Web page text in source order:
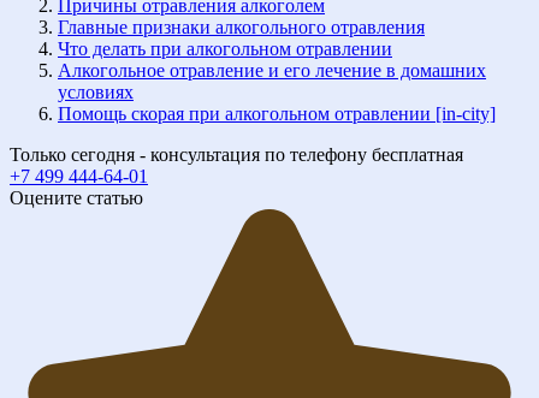
Причины отравления алкоголем
Главные признаки алкогольного отравления
Что делать при алкогольном отравлении
Алкогольное отравление и его лечение в домашних
условиях
Помощь скорая при алкогольном отравлении [in-city]
Только сегодня - консультация по телефону бесплатная
+7 499 444-64-01
Оцените статью